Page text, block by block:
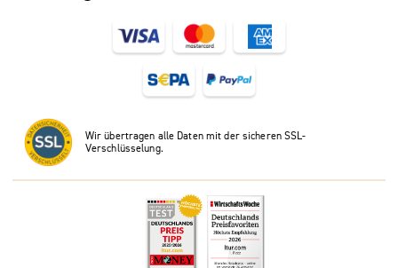
Wir übertragen alle Daten mit der sicheren SSL-
Verschlüsselung.